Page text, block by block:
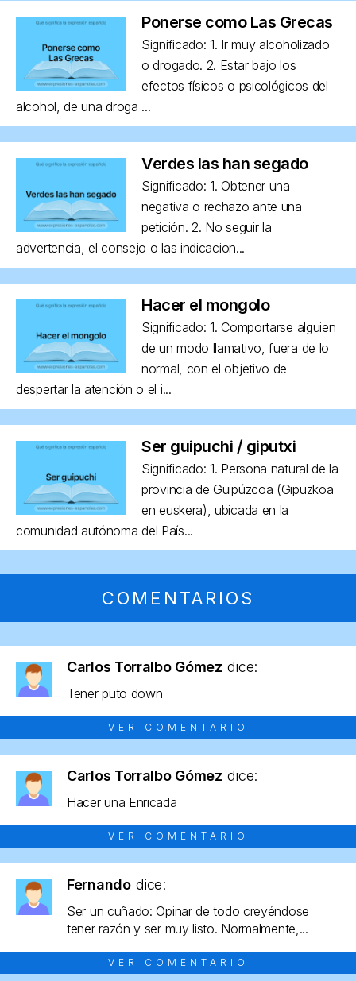
Ponerse como Las Grecas
Significado: 1. Ir muy alcoholizado
o drogado. 2. Estar bajo los
efectos físicos o psicológicos del
alcohol, de una droga ...
Verdes las han segado
Significado: 1. Obtener una
negativa o rechazo ante una
petición. 2. No seguir la
advertencia, el consejo o las indicacion...
Hacer el mongolo
Significado: 1. Comportarse alguien
de un modo llamativo, fuera de lo
normal, con el objetivo de
despertar la atención o el i...
Ser guipuchi / giputxi
Significado: 1. Persona natural de la
provincia de Guipúzcoa (Gipuzkoa
en euskera), ubicada en la
comunidad autónoma del País...
COMENTARIOS
Carlos Torralbo Gómez dice:
Tener puto down
VER COMENTARIO
Carlos Torralbo Gómez dice:
Hacer una Enricada
VER COMENTARIO
Fernando dice:
Ser un cuñado: Opinar de todo creyéndose
tener razón y ser muy listo. Normalmente,...
VER COMENTARIO